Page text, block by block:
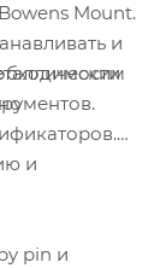
Mount.
и
и
pin и